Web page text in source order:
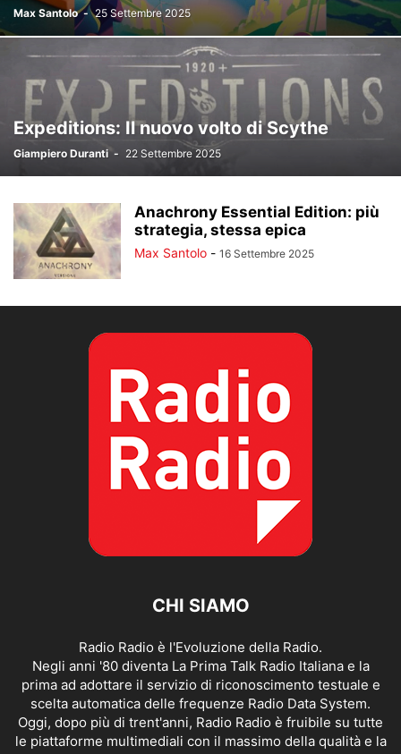
Max Santolo - 25 Settembre 2025
Expeditions: Il nuovo volto di Scythe
Giampiero Duranti - 22 Settembre 2025
Anachrony Essential Edition: più
strategia, stessa epica
Max Santolo - 16 Settembre 2025
CHI SIAMO
Radio Radio è l'Evoluzione della Radio.
Negli anni '80 diventa La Prima Talk Radio Italiana e la
prima ad adottare il servizio di riconoscimento testuale e
scelta automatica delle frequenze Radio Data System.
Oggi, dopo più di trent'anni, Radio Radio è fruibile su tutte
le piattaforme multimediali con il massimo della qualità e la